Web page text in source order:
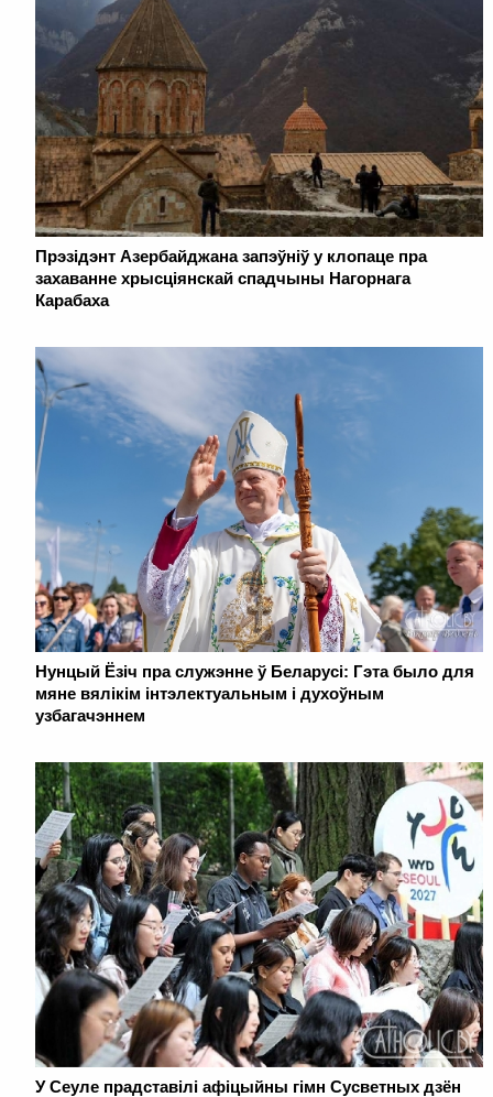
Прэзідэнт Азербайджана запэўніў у клопаце пра
захаванне хрысціянскай спадчыны Нагорнага
Карабаха
Нунцый Ёзіч пра служэнне ў Беларусі: Гэта было для
мяне вялікім інтэлектуальным і духоўным
узбагачэннем
У Сеуле прадставілі афіцыйны гімн Сусветных дзён